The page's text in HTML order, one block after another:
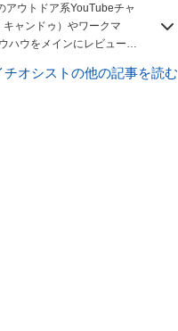
アウトドア系YouTubeチャ
ャンドゥ）やワークマ
ウをメインにレビュー、
チオシストの他の記事を読む